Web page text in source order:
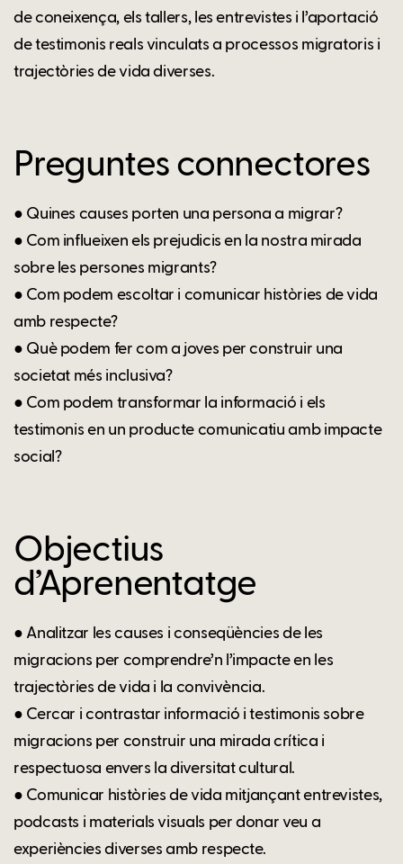
de coneixença, els tallers, les entrevistes i l’aportació
de testimonis reals vinculats a processos migratoris i
trajectòries de vida diverses.
Preguntes connectores
● Quines causes porten una persona a migrar?
● Com influeixen els prejudicis en la nostra mirada
sobre les persones migrants?
● Com podem escoltar i comunicar històries de vida
amb respecte?
● Què podem fer com a joves per construir una
societat més inclusiva?
● Com podem transformar la informació i els
testimonis en un producte comunicatiu amb impacte
social?
Objectius
d’Aprenentatge
● Analitzar les causes i conseqüències de les
migracions per comprendre’n l’impacte en les
trajectòries de vida i la convivència.
● Cercar i contrastar informació i testimonis sobre
migracions per construir una mirada crítica i
respectuosa envers la diversitat cultural.
● Comunicar històries de vida mitjançant entrevistes,
podcasts i materials visuals per donar veu a
experiències diverses amb respecte.